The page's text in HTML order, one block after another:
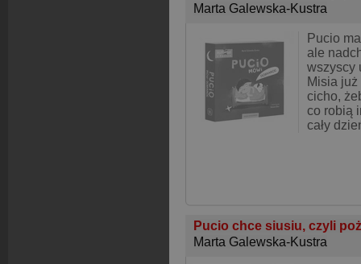
Marta Galewska-Kustra
Pucio
ale
wszyscy
Misia
cicho,
co robią
cały
Pucio chce siusiu, czyli
Marta Galewska-Kustra